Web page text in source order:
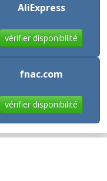
AliExpress
vérifier disponibilité
fnac.com
vérifier disponibilité